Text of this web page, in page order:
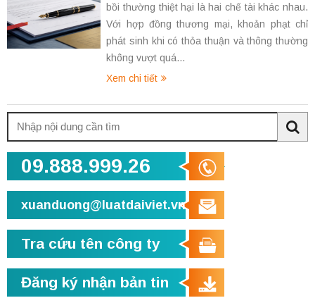
bồi thường thiệt hại là hai chế tài khác nhau.
Với hợp đồng thương mại, khoản phạt chỉ
phát sinh khi có thỏa thuận và thông thường
không vượt quá...
Xem chi tiết
kiếm:
09.888.999.26
xuanduong@luatdaiviet.vn
Tra cứu tên công ty
Đăng ký nhận bản tin